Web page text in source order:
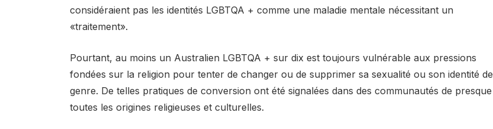
considéraient pas les identités LGBTQA + comme une maladie mentale nécessitant un
«traitement».
Pourtant, au moins un Australien LGBTQA + sur dix est toujours vulnérable aux pressions
fondées sur la religion pour tenter de changer ou de supprimer sa sexualité ou son identité de
genre. De telles pratiques de conversion ont été signalées dans des communautés de presque
toutes les origines religieuses et culturelles.